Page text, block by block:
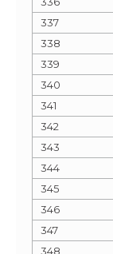
337
338
339
340
341
342
343
344
345
346
347
348